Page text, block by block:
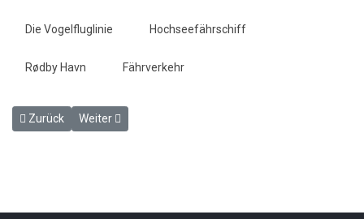
Die Vogelfluglinie Hochseefährschiff
Rødby Havn Fährverkehr
Vorheriger Beitrag: Rødby Havn (DK) im April 1988
Zurück Nächster Beitrag: Rødby Havn (DK) im April 1996
Weiter